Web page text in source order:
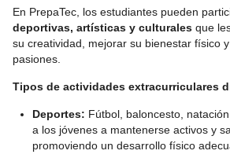
En PrepaTec, los estudiantes pueden
deportivas, artísticas y culturales que
su creatividad, mejorar su bienestar físico
pasiones.
Tipos de actividades extracurriculares
Deportes: Fútbol, baloncesto,
a los jóvenes a mantenerse activos y
promoviendo un desarrollo físico